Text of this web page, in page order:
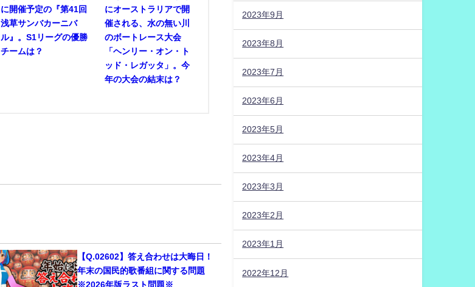
に開催予定の『第41回
浅草サンバカーニバ
ル』。S1リーグの優勝
チームは？
にオーストラリアで開
催される、水の無い川
のボートレース大会
「ヘンリー・オン・ト
ッド・レガッタ」。今
年の大会の結末は？
【Q.02602】答え合わせは大晦日！
年末の国民的歌番組に関する問題
※2026年版ラスト問題※
2023年9月
2023年8月
2023年7月
2023年6月
2023年5月
2023年4月
2023年3月
2023年2月
2023年1月
2022年12月